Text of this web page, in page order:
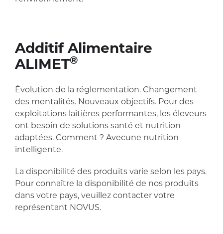
Additif Alimentaire
ALIMET®
Évolution de la réglementation. Changement
des mentalités. Nouveaux objectifs. Pour des
exploitations laitières performantes, les éleveurs
ont besoin de solutions santé et nutrition
adaptées. Comment ? Avecune nutrition
intelligente.
La disponibilité des produits varie selon les pays.
Pour connaître la disponibilité de nos produits
dans votre pays, veuillez contacter votre
représentant NOVUS.